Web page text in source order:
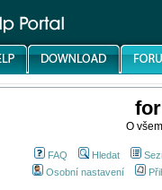
O
FAQ Hledat
Osobní nastavení